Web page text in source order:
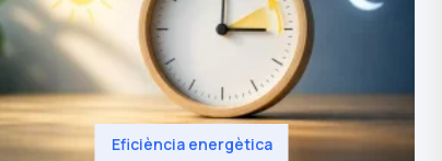
Eficiència energètica